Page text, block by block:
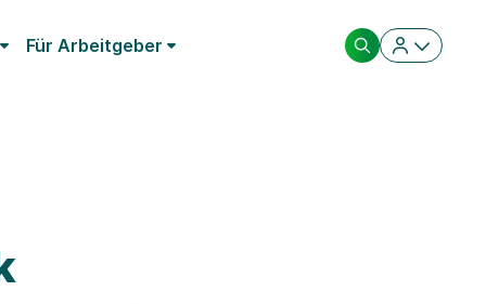
Für Arbeitgeber